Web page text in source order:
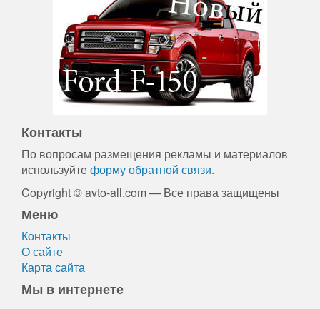
Контакты
По вопросам размещения рекламы и материалов
используйтеформу обратной связи.
Copyright © avto-all.com — Все права защищены
Меню
Контакты
О сайте
Карта сайта
Мы в интернете